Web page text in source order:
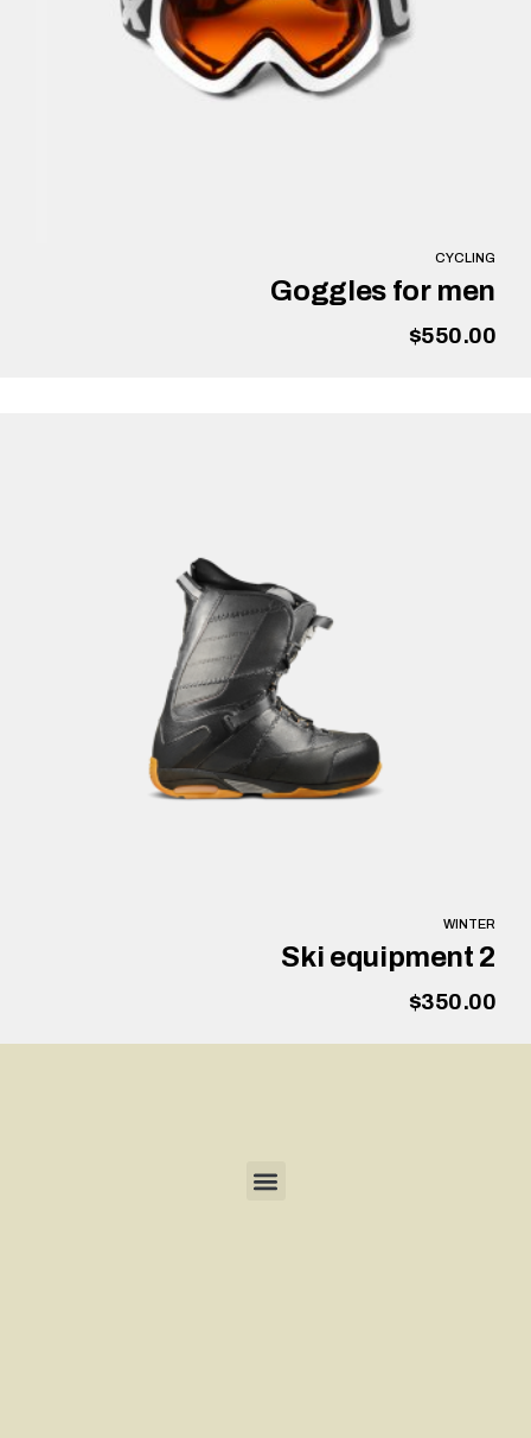
CYCLING
Goggles for men
$550.00
WINTER
Ski equipment 2
$350.00